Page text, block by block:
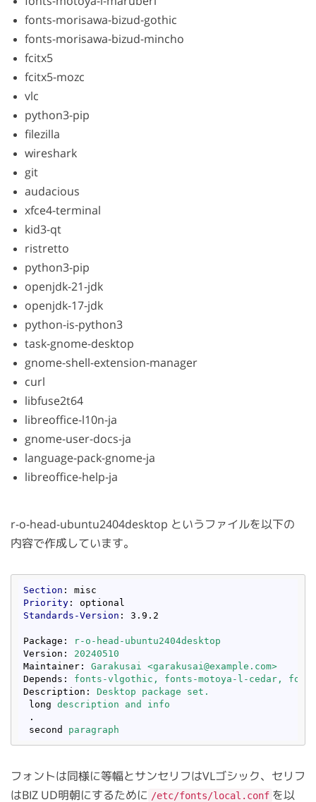
fonts-morisawa-bizud-gothic
fonts-morisawa-bizud-mincho
fcitx5
fcitx5-mozc
vlc
python3-pip
filezilla
wireshark
git
audacious
xfce4-terminal
kid3-qt
ristretto
python3-pip
openjdk-21-jdk
openjdk-17-jdk
python-is-python3
task-gnome-desktop
gnome-shell-extension-manager
curl
libfuse2t64
libreoffice-l10n-ja
gnome-user-docs-ja
language-pack-gnome-ja
libreoffice-help-ja
r-o-head-ubuntu2404desktop というファイルを以下の
内容で作成しています。
Section
Priority
Standards-Version : 3.9.2
Package :
r-o-head-ubuntu2404desktop
Version : 20240510
Maintainer: Garakusai <garakusai@example.com>
Depends : fonts-vlgothic, fonts-motoya-l-cedar,
Description : Desktop package set.
long description and info
.
second
paragraph
フォントは同様に等幅とサンセリフはVLゴシック、セリフ
はBIZ UD明朝にするために /etc/fonts/local.conf を以